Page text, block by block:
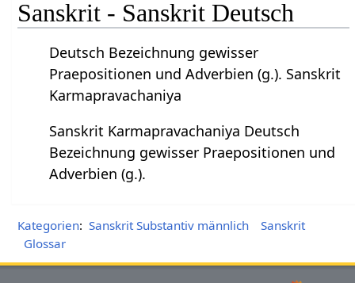
Sanskrit - Sanskrit Deutsch
Deutsch Bezeichnung gewisser
Praepositionen und Adverbien (g.). Sanskrit
Karmapravachaniya
Sanskrit Karmapravachaniya Deutsch
Bezeichnung gewisser Praepositionen und
Adverbien (g.).
Kategorien: Sanskrit Substantiv männlich
Sanskrit
Glossar